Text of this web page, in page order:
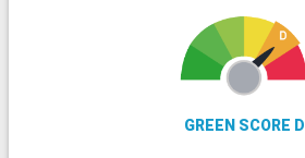
GREEN SCORE D